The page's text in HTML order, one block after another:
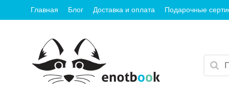
Главная Блог Доставка и оплата Подарочные